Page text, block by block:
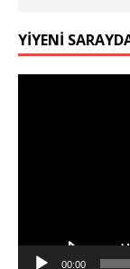
YIYENI
00:00